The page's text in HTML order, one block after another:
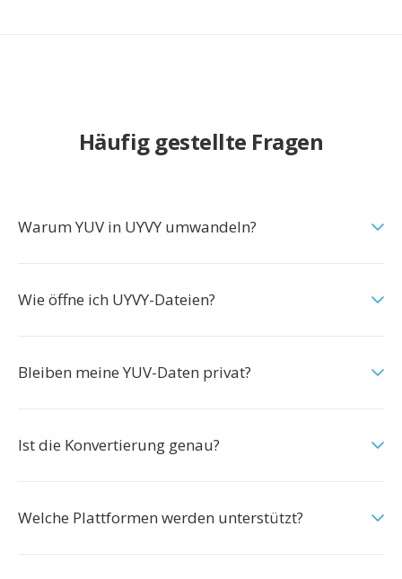
Häufig gestellte Fragen
Warum YUV in UYVY umwandeln?
Wie öffne ich UYVY-Dateien?
Bleiben meine YUV-Daten privat?
Ist die Konvertierung genau?
Welche Plattformen werden unterstützt?